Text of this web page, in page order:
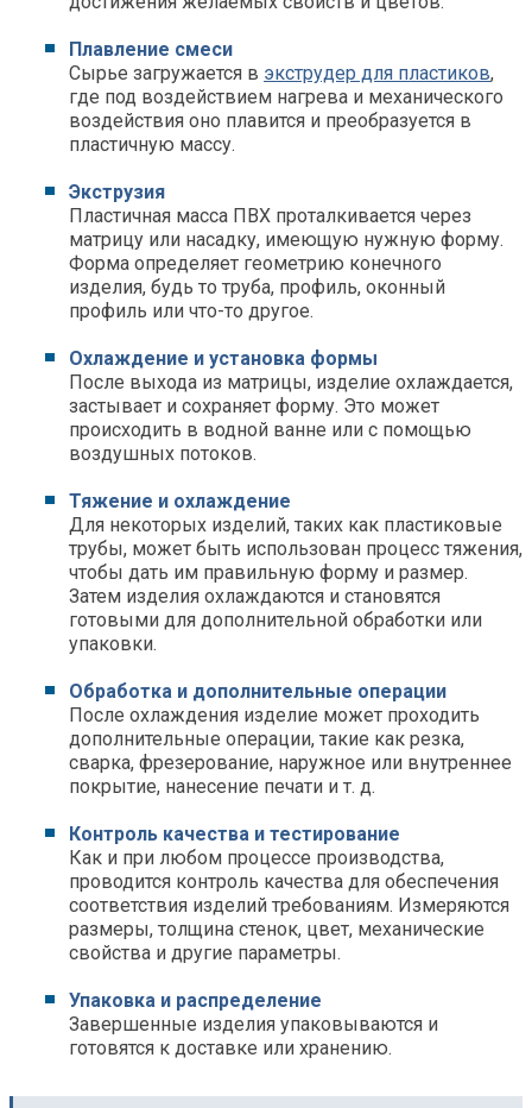
Плавление смеси
Сырье загружается в экструдер для пластиков,
где под воздействием нагрева и механического
воздействия оно плавится и преобразуется в
пластичную массу.
Экструзия
Пластичная масса ПВХ проталкивается через
матрицу или насадку, имеющую нужную форму.
Форма определяет геометрию конечного
изделия, будь то труба, профиль, оконный
профиль или что-то другое.
Охлаждение и установка формы
После выхода из матрицы, изделие охлаждается,
застывает и сохраняет форму. Это может
происходить в водной ванне или с помощью
воздушных потоков.
Тяжение и охлаждение
Для некоторых изделий, таких как пластиковые
трубы, может быть использован процесс тяжения,
чтобы дать им правильную форму и размер.
Затем изделия охлаждаются и становятся
готовыми для дополнительной обработки или
упаковки.
Обработка и дополнительные операции
После охлаждения изделие может проходить
дополнительные операции, такие как резка,
сварка, фрезерование, наружное или внутреннее
покрытие, нанесение печати и т. д.
Контроль качества и тестирование
Как и при любом процессе производства,
проводится контроль качества для обеспечения
соответствия изделий требованиям. Измеряются
размеры, толщина стенок, цвет, механические
свойства и другие параметры.
Упаковка и распределение
Завершенные изделия упаковываются и
готовятся к доставке или хранению.